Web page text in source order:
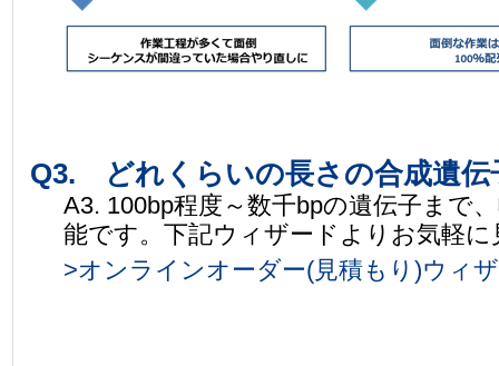
Q3. どれくらいの長さの合成遺伝
A3. 100bp程度～数千bpの遺伝子まで
能です。下記ウィザードよりお気軽
>オンラインオーダー(見積もり)ウィ